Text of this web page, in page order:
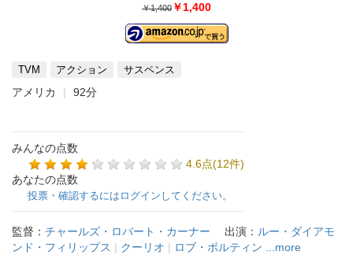
￥1,400 ￥1,400
TVM アクション サスペンス
アメリカ 92分
みんなの点数
4.6点(12件)
あなたの点数
投票・確認するにはログインしてください。
監督： チャールズ・ロバート・カーナー 出演： ルー・ダイアモ
ンド・フィリップス | クーリオ | ロブ・ボルティン ...more